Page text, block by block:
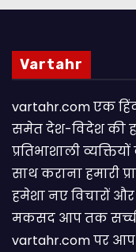
Vartahr
vartahr.com एक
समेत देश-विदेश की
प्रतिभाशाली
साथ कराना हमारी
हमेशा नए विचारों
मकसद आप तक सच्ची
vartahr.com पर